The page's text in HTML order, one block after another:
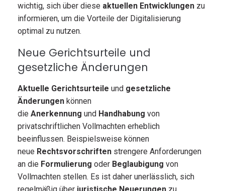
wichtig, sich über diese aktuellen Entwicklungen zu
informieren, um die Vorteile der Digitalisierung
optimal zu nutzen.
Neue Gerichtsurteile und
gesetzliche Änderungen
Aktuelle Gerichtsurteile und gesetzliche
Änderungen können
die Anerkennung und Handhabung von
privatschriftlichen Vollmachten erheblich
beeinflussen. Beispielsweise können
neue Rechtsvorschriften strengere Anforderungen
an die Formulierung oder Beglaubigung von
Vollmachten stellen. Es ist daher unerlässlich, sich
regelmäßig über juristische Neuerungen zu